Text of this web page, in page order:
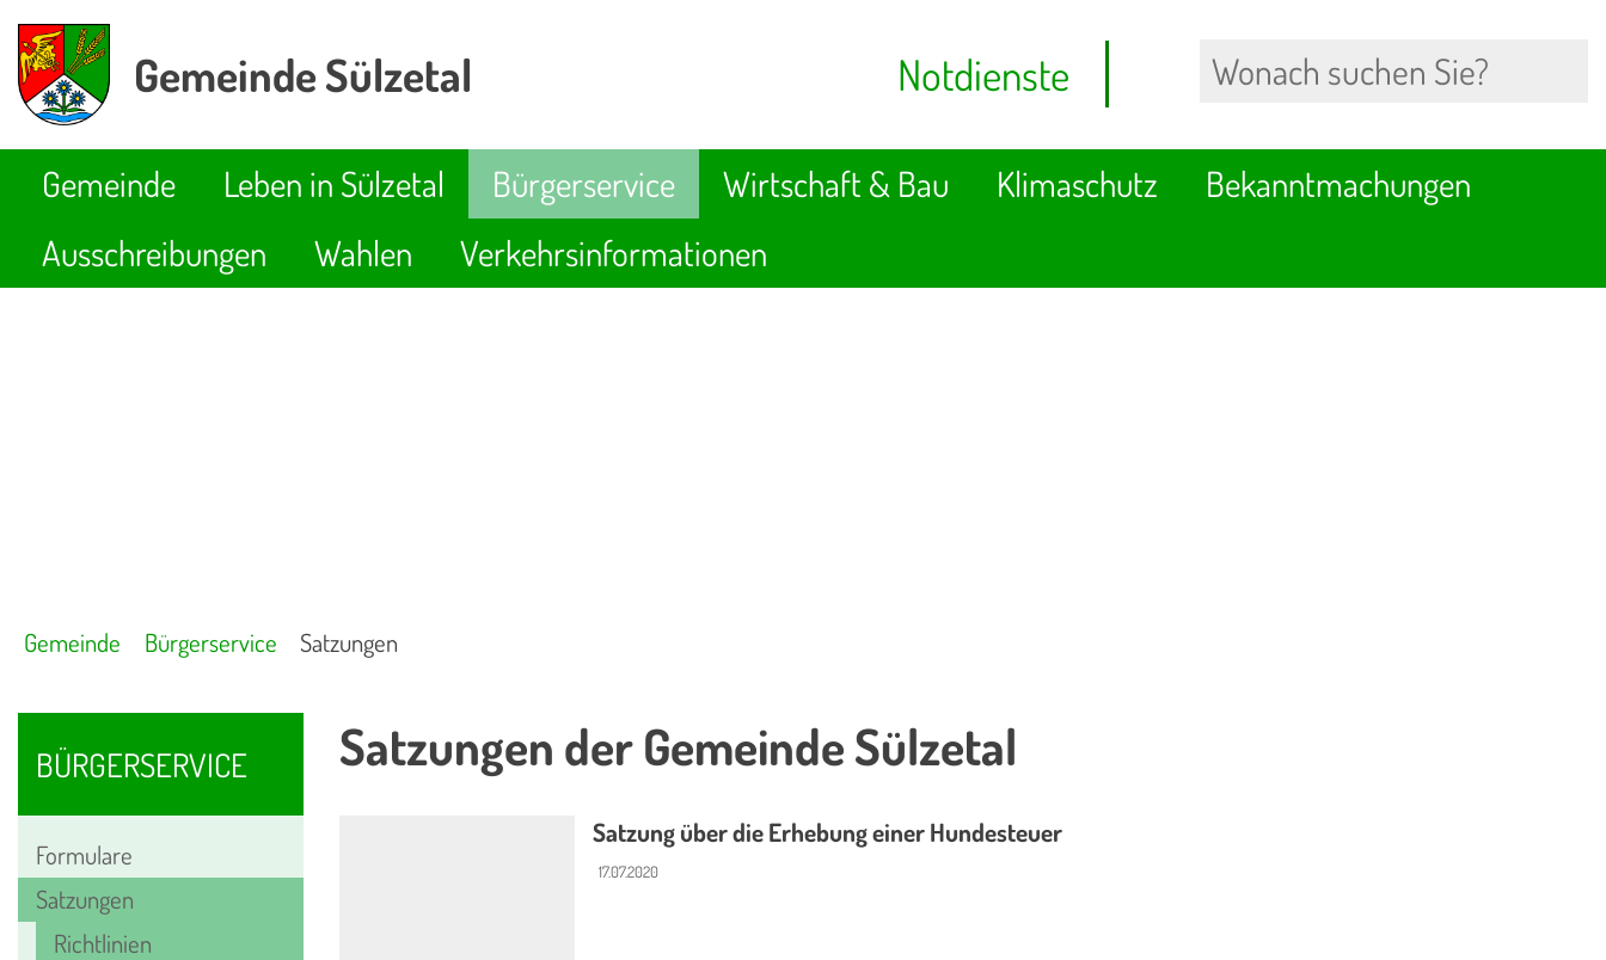
Gemeinde Sülzetal Notdienste
Gemeinde Leben in Sülzetal Bürgerservice Wirtschaft & Bau Klimaschutz
Bekanntmachungen
Ausschreibungen
Wahlen Verkehrsinformationen
Gemeinde Bürgerservice Satzungen
BÜRGERSERVICE
Formulare
Satzungen
Richtlinien
Satzungen der Gemeinde Sülzetal
Satzung über die Erhebung einer Hundesteuer
17.07.2020